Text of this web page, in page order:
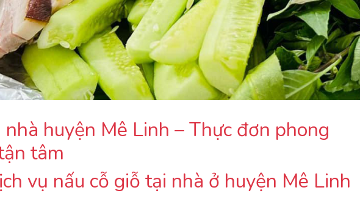
huyện Mê Linh – Thực đơn phong
tâm
vụ nấu cỗ giỗ tại nhà ở huyện Mê Linh